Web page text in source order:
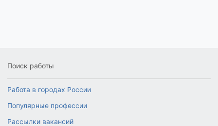
Поиск работы
Работа в городах России
Популярные профессии
Рассылки вакансий